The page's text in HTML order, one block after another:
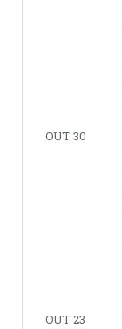
OUT 30
OUT 23